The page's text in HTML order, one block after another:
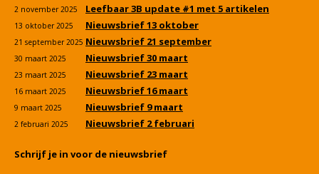
2 november 2025 Leefbaar 3B update #1 met 5 artikelen
13 oktober 2025 Nieuwsbrief 13 oktober
21 september 2025 Nieuwsbrief 21 september
30 maart 2025 Nieuwsbrief 30 maart
23 maart 2025 Nieuwsbrief 23 maart
16 maart 2025 Nieuwsbrief 16 maart
9 maart 2025 Nieuwsbrief 9 maart
2 februari 2025 Nieuwsbrief 2 februari
Schrijf je in voor de nieuwsbrief